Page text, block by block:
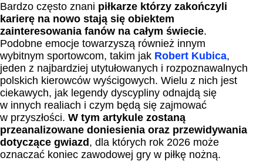
Bardzo często znani piłkarze którzy zakończyli
karierę na nowo stają się obiektem
zainteresowania fanów na całym świecie.
Podobne emocje towarzyszą również innym
wybitnym sportowcom, takim jak Robert Kubica,
jeden z najbardziej utytułowanych i rozpoznawalnych
polskich kierowców wyścigowych. Wielu z nich jest
ciekawych, jak legendy dyscypliny odnajdą się
w innych realiach i czym będą się zajmować
w przyszłości. W tym artykule zostaną
przeanalizowane doniesienia oraz przewidywania
dotyczące gwiazd , dla których rok 2026 może
oznaczać koniec zawodowej gry w piłkę nożną.